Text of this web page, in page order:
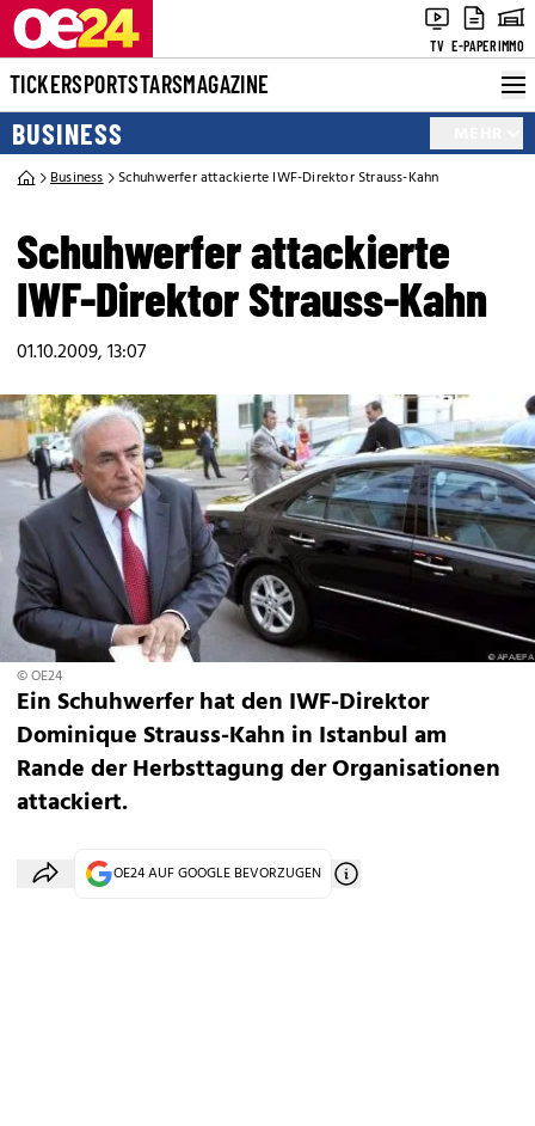
TV E-PAPERIMMO
TICKERSPORTSTARSMAGAZINE
BUSINESS
Business Schuhwerfer attackierte IWF-Direktor Strauss-Kahn
Schuhwerfer attackierte
IWF-Direktor Strauss-Kahn
01.10.2009, 13:07
© OE24
Ein Schuhwerfer hat den IWF-Direktor
Dominique Strauss-Kahn in Istanbul am
Rande der Herbsttagung der Organisationen
attackiert.
OE24 AUF GOOGLE BEVORZUGEN